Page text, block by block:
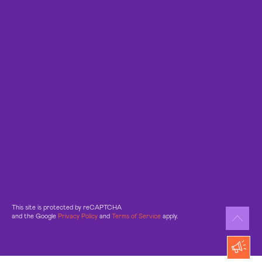
This site is protected by reCAPTCHA
and the Google Privacy Policy and Terms of Service apply.